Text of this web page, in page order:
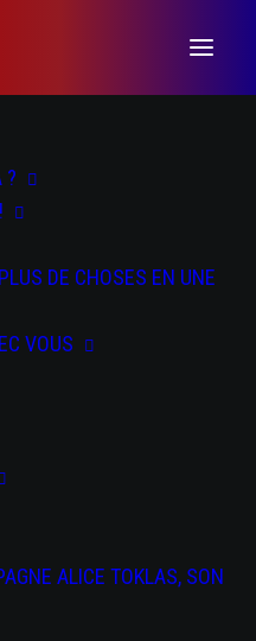
?
DE CHOSES EN UNE
VOUS
ALICE TOKLAS, SON
siècle